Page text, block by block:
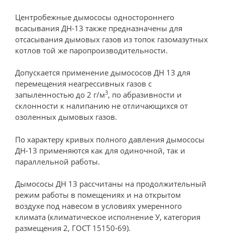
Центробежные дымососы одностороннего
всасывания ДН-13 также предназначены для
отсасывания дымовых газов из топок газомазутных
котлов той же паропроизводительности.
Допускается применение дымососов ДН 13 для
перемещения неагрессивных газов с
запыленностью до 2 г/м3, по абразивности и
склонности к налипанию не отличающихся от
озоленных дымовых газов.
По характеру кривых полного давления дымососы
ДН-13 применяются как для одиночной, так и
параллельной работы.
Дымососы ДН 13 рассчитаны на продолжительный
режим работы в помещениях и на открытом
воздухе под навесом в условиях умеренного
климата (климатическое исполнение У, категория
размещения 2, ГОСТ 15150-69).